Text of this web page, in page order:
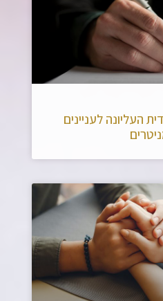
העליונה לעניינים